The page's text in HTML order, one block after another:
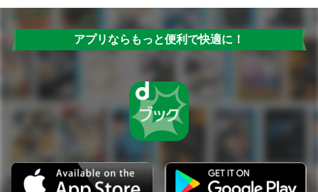
アプリならもっと便利で快適に！